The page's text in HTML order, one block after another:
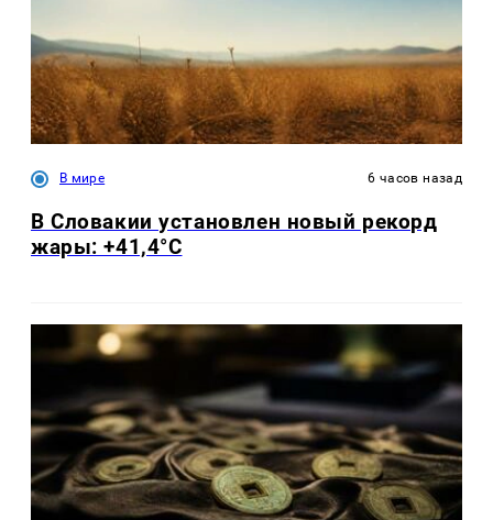
В мире 6 часов назад
В Словакии установлен новый рекорд
жары: +41,4°С